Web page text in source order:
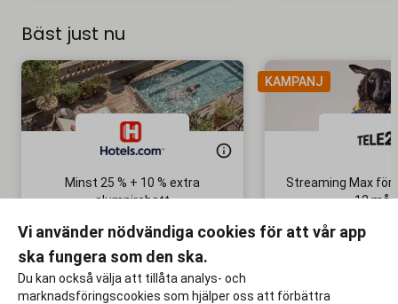
Bäst just nu
Minst 25 % + 10 % extra
alumnirabatt
Till rabatten
KAMPANJ
Streaming Max för
12 mån
Ingen
Vi använder nödvändiga cookies för att vår app
ska fungera som den ska.
Du kan också välja att tillåta analys- och
marknadsföringscookies som hjälper oss att förbättra